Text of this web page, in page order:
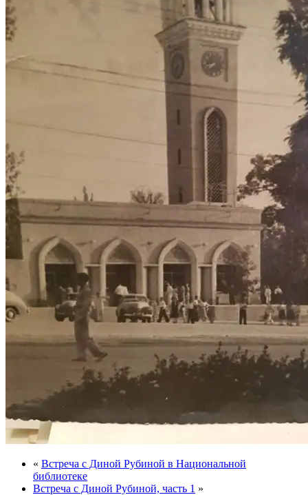
« Встреча с Диной Рубиной в Национальной
библиотеке
Встреча c Диной Рубиной, часть 1 »